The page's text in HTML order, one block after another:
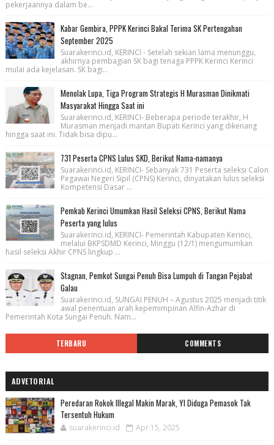
pekerjaannya dalam be...
Kabar Gembira, PPPK Kerinci Bakal Terima SK Pertengahan
September 2025
Suarakerinci.id, KERINCI - Setelah sekian lama menunggu,
akhirnya pembagian SK bagi tenaga PPPK Kerinci Kerinci
mulai ada kejelasan. SK bagi...
Menolak Lupa, Tiga Program Strategis H Murasman Dinikmati
Masyarakat Hingga Saat ini
Suarakerinci.id, KERINCI- Beberapa periode terakhir, H
Murasman menjadi mantan Bupati Kerinci yang dikenang
hingga saat ini. Tidak bisa dipu...
731 Peserta CPNS Lulus SKD, Berikut Nama-namanya
Suarakerinci.id, KERINCI- Sebanyak 731 Peserta seleksi Calon
Pegawai Negeri Sipil (CPNS) Kerinci, dinyatakan lulus seleksi
Kompetensi Dasar ...
Pemkab Kerinci Umumkan Hasil Seleksi CPNS, Berikut Nama
Peserta yang lulus
Suarakerinci.id, KERINCI- Pemerintah Kabupaten Kerinci,
melalui BKPSDMD Kerinci, Minggu (12/1) mengumumkan
hasil seleksi Akhir CPNS lingkup ...
Stagnan, Pemkot Sungai Penuh Bisa Lumpuh di Tangan Pejabat
Galau
Suarakerinci.id, SUNGAI PENUH – Agustus 2025 menjadi titik
awal penentuan arah kepemimpinan Alfin-Azhar di
Pemerintah Kota Sungai Penuh. Nam...
TERBARU COMMENTS
ADVETORIAL
Peredaran Rokok Illegal Makin Marak, YI Diduga Pemasok Tak
Tersentuh Hukum
suarakerinci.id Apr 15, 2025